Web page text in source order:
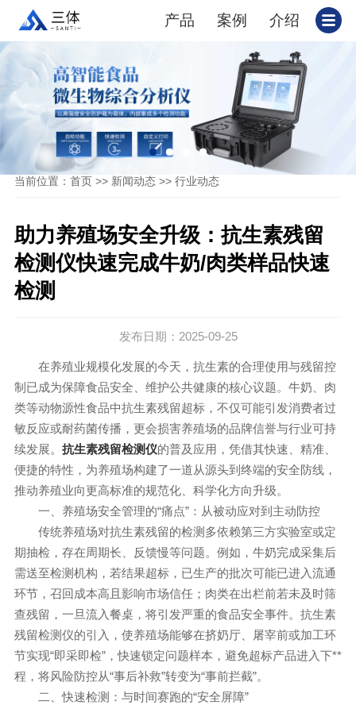
产品 案例 介绍
当前位置： 首页>> 新闻动态>> 行业动态
助力养殖场安全升级：抗生素残留
检测仪快速完成牛奶/肉类样品快速
检测
发布日期：2025-09-25
在养殖业规模化发展的今天，抗生素的合理使用与残留控
制已成为保障食品安全、维护公共健康的核心议题。牛奶、肉
类等动物源性食品中抗生素残留超标，不仅可能引发消费者过
敏反应或耐药菌传播，更会损害养殖场的品牌信誉与行业可持
续发展。 抗生素残留检测仪的普及应用，凭借其快速、精准、
便捷的特性，为养殖场构建了一道从源头到终端的安全防线，
推动养殖业向更高标准的规范化、科学化方向升级。
一、养殖场安全管理的“痛点”：从被动应对到主动防控
传统养殖场对抗生素残留的检测多依赖第三方实验室或定
期抽检，存在周期长、反馈慢等问题。例如，牛奶完成采集后
需送至检测机构，若结果超标，已生产的批次可能已进入流通
环节，召回成本高且影响市场信任；肉类在出栏前若未及时筛
查残留，一旦流入餐桌，将引发严重的食品安全事件。抗生素
残留检测仪的引入，使养殖场能够在挤奶厅、屠宰前或加工环
节实现“即采即检”，快速锁定问题样本，避免超标产品进入下**
程，将风险防控从“事后补救”转变为“事前拦截”。
二、快速检测：与时间赛跑的“安全屏障”